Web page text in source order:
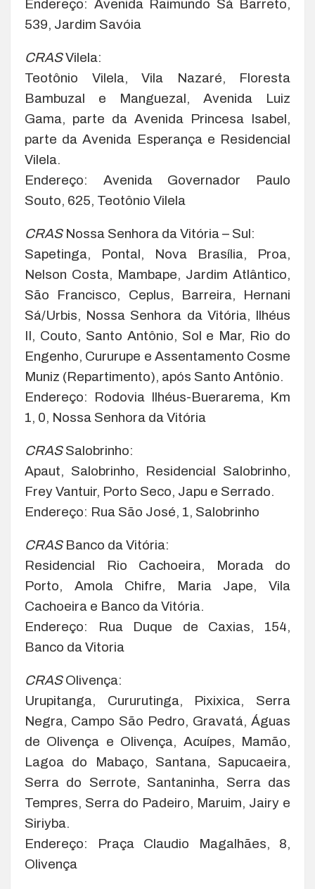
Endereço: Avenida Raimundo Sá Barreto,
539, Jardim Savóia
CRASVilela:
Teotônio Vilela, Vila Nazaré, Floresta
Bambuzal e Manguezal, Avenida Luiz
Gama, parte da Avenida Princesa Isabel,
parte da Avenida Esperança e Residencial
Vilela.
Endereço: Avenida Governador Paulo
Souto, 625, Teotônio Vilela
CRASNossa Senhora da Vitória – Sul:
Sapetinga, Pontal, Nova Brasília, Proa,
Nelson Costa, Mambape, Jardim Atlântico,
São Francisco, Ceplus, Barreira, Hernani
Sá/Urbis, Nossa Senhora da Vitória, Ilhéus
II, Couto, Santo Antônio, Sol e Mar, Rio do
Engenho, Cururupe e Assentamento Cosme
Muniz (Repartimento), após Santo Antônio.
Endereço: Rodovia Ilhéus-Buerarema, Km
1, 0, Nossa Senhora da Vitória
CRASSalobrinho:
Apaut, Salobrinho, Residencial Salobrinho,
Frey Vantuir, Porto Seco, Japu e Serrado.
Endereço: Rua São José, 1, Salobrinho
CRASBanco da Vitória:
Residencial Rio Cachoeira, Morada do
Porto, Amola Chifre, Maria Jape, Vila
Cachoeira e Banco da Vitória.
Endereço: Rua Duque de Caxias, 154,
Banco da Vitoria
CRASOlivença:
Urupitanga, Cururutinga, Pixixica, Serra
Negra, Campo São Pedro, Gravatá, Águas
de Olivença e Olivença, Acuípes, Mamão,
Lagoa do Mabaço, Santana, Sapucaeira,
Serra do Serrote, Santaninha, Serra das
Tempres, Serra do Padeiro, Maruim, Jairy e
Siriyba.
Endereço: Praça Claudio Magalhães, 8,
Olivença